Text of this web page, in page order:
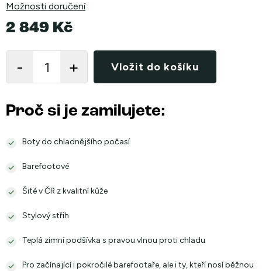
Možnosti doručení
2 849 Kč
cena:
Vložit do košíku
Proč si je zamilujete:
Boty do chladnějšího počasí
Barefootové
Šité v ČR z kvalitní kůže
Stylový střih
Teplá zimní podšívka s pravou vlnou proti chladu
Pro začínající i pokročilé barefootaře, ale i ty, kteří nosí běžnou